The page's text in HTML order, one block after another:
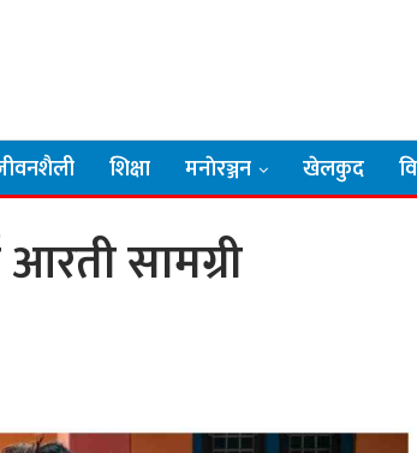
शिक्षा मनाेरञ्जन खेलकुद
आरती सामग्री